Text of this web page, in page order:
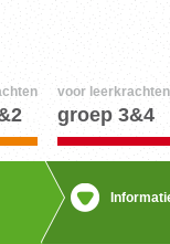
voor leerkrachten
groep 3&4